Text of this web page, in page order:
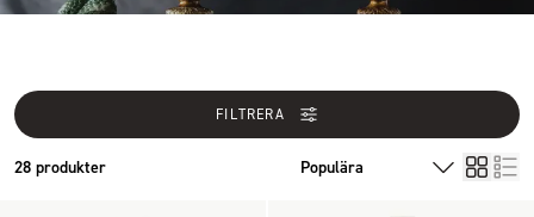
FILTRERA
28 produkter